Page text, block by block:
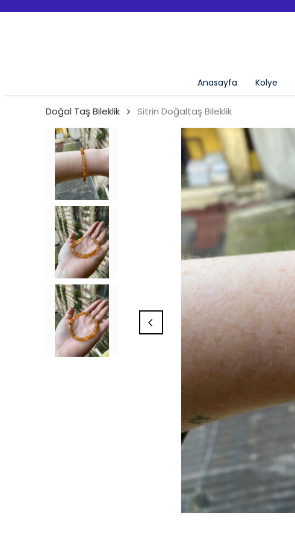
Anasayfa Kolye
Doğal Taş Bileklik Sitrin Doğaltaş Bileklik